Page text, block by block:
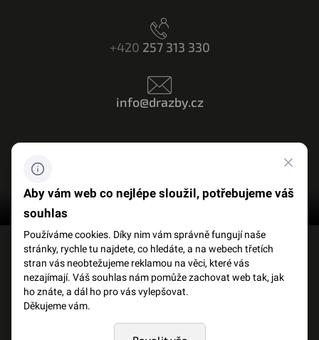
+420 257 313 330
info@drazby.cz
FACEBOOK SLOVNÍK POJMŮ
OCHRANA OSOBNÍCH ÚDAJŮ
Aby vám web co nejlépe sloužil, potřebujeme váš
souhlas
Používáme cookies. Díky nim vám správně fungují naše
stránky, rychle tu najdete, co hledáte, a na webech třetích
stran vás neobtežujeme reklamou na věci, které vás
nezajímají. Váš souhlas nám pomůže zachovat web tak, jak
ho znáte, a dál ho pro vás vylepšovat.
Děkujeme vám.